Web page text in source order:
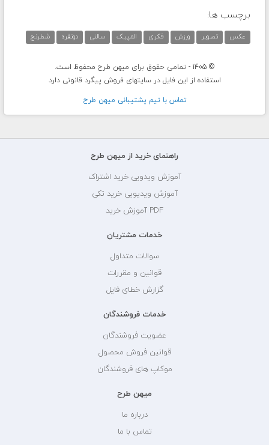
برچسب ها:
عکس تصویر ورزش فکری المپیک سالنی دونفره شطرنج
© 1405 - تمامی حقوق برای میهن طرح محفوظ است.
استفاده از این فایل در سایتهای فروش پیگرد قانونی دارد
تماس با تيم پشتيبانی ميهن طرح
راهنمای خرید از میهن طرح
آموزش ویدویی خرید اشتراک
آموزش ویدیویی خرید تکی
PDF آموزش خرید
خدمات مشتریان
سوالات متداول
قوانین و مقررات
گزارش خطای فایل
خدمات فروشندگان
عضویت فروشندگان
قوانین فروش محصول
موکاپ های فروشندگان
میهن طرح
درباره ما
تماس با ما